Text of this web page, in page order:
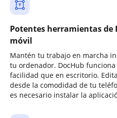
Potentes herramientas de
móvil
Mantén tu trabajo en marcha
tu ordenador. DocHub
facilidad que en escritorio.
desde la comodidad de tu
es necesario instalar la